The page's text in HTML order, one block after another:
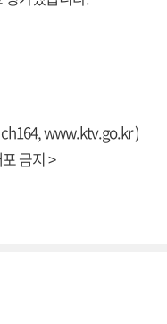
www.ktv.go.kr)
금지 >